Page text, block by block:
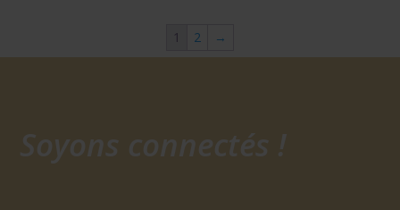
1 2 →
Soyons connectés !